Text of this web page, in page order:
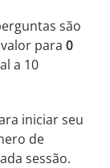
são
para 0
a 10
iniciar seu
de
sessão.